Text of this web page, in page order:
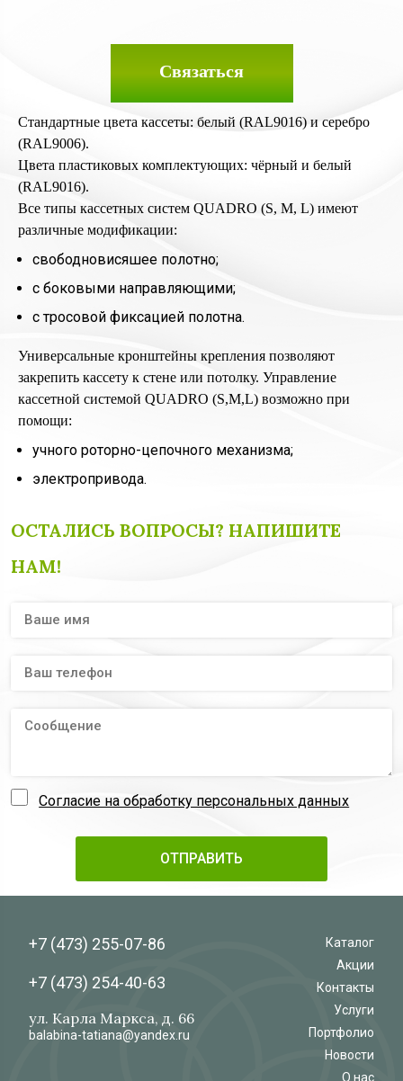
Связаться
Стандартные цвета кассеты: белый (RAL9016) и серебро
(RAL9006).
Цвета пластиковых комплектующих: чёрный и белый
(RAL9016).
Все типы кассетных систем QUADRO (S, M, L) имеют
различные модификации:
свободновисяшее полотно;
с боковыми направляющими;
с тросовой фиксацией полотна.
Универсальные кронштейны крепления позволяют
закрепить кассету к стене или потолку. Управление
кассетной системой QUADRO (S,M,L) возможно при
помощи:
учного роторно-цепочного механизма;
электропривода.
ОСТАЛИСЬ ВОПРОСЫ? НАПИШИТЕ
НАМ!
Согласие на обработку персональных данных
+7 (473) 255-07-86
+7 (473) 254-40-63
ул. Карла Маркса, д. 66
balabina-tatiana@yandex.ru
Каталог
Акции
Контакты
Услуги
Портфолио
Новости
О нас